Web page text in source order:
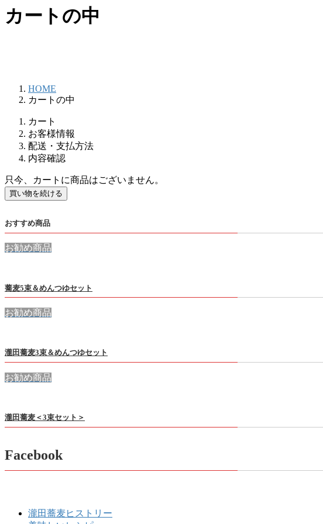
カートの中
HOME
カートの中
カート
お客様情報
配送・支払方法
内容確認
只今、カートに商品はございません。
おすすめ商品
お勧め商品
蕎麦5束＆めんつゆセット
お勧め商品
瀧田蕎麦3束＆めんつゆセット
お勧め商品
瀧田蕎麦＜3束セット＞
Facebook
瀧田蕎麦ヒストリー